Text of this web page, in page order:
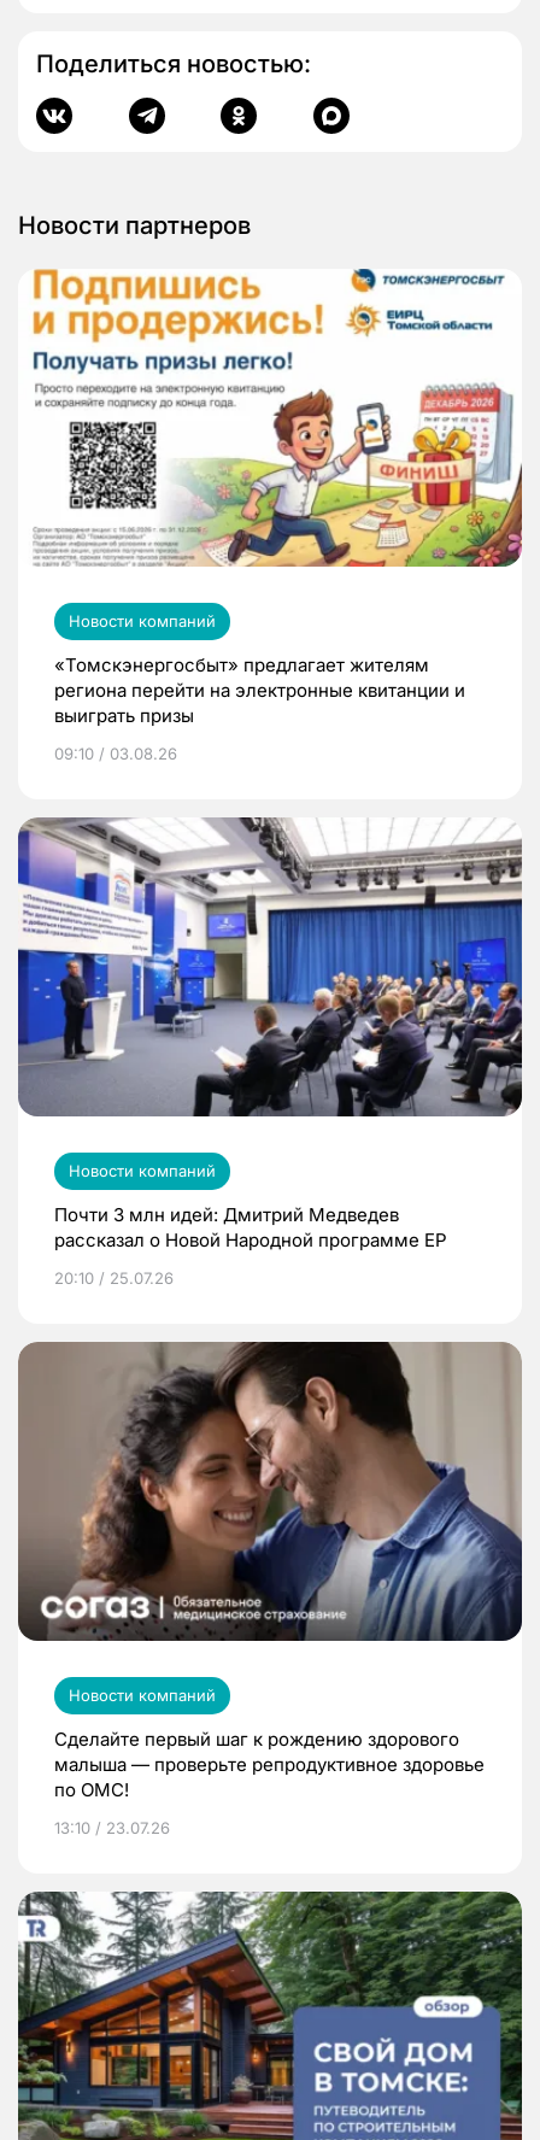
Поделиться новостью:
Новости партнеров
Новости компаний
«Томскэнергосбыт» предлагает жителям
региона перейти на электронные квитанции и
выиграть призы
09:10 / 03.08.26
Новости компаний
Почти 3 млн идей: Дмитрий Медведев
рассказал о Новой Народной программе ЕР
20:10 / 25.07.26
Новости компаний
Сделайте первый шаг к рождению здорового
малыша — проверьте репродуктивное здоровье
по ОМС!
13:10 / 23.07.26